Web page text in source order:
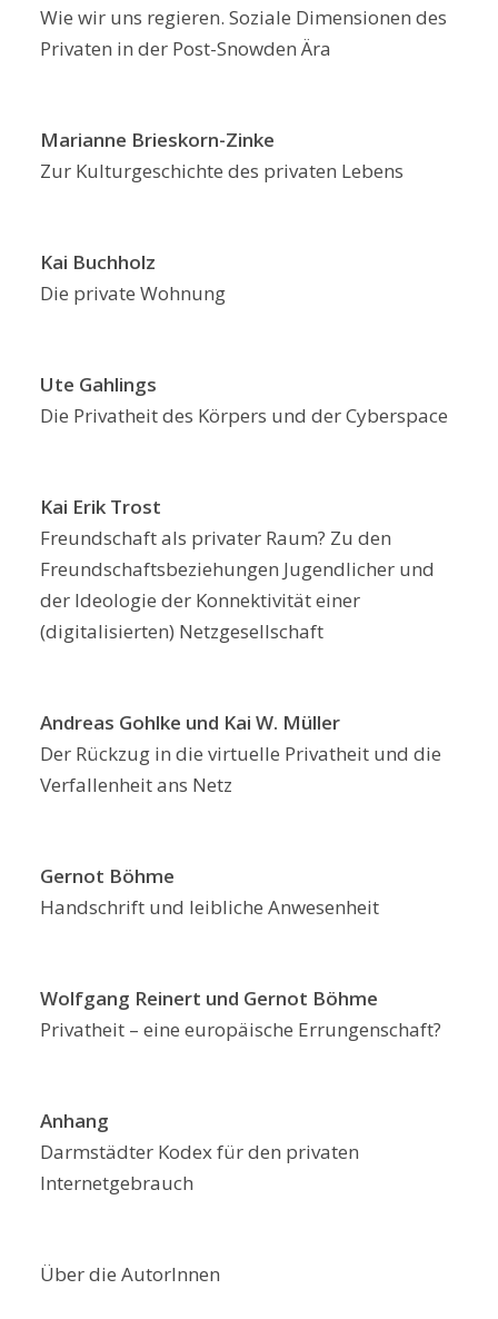
Wie wir uns regieren. Soziale Dimensionen des
Privaten in der Post-Snowden Ära
Marianne Brieskorn-Zinke
Zur Kulturgeschichte des privaten Lebens
Kai Buchholz
Die private Wohnung
Ute Gahlings
Die Privatheit des Körpers und der Cyberspace
Kai Erik Trost
Freundschaft als privater Raum? Zu den
Freundschaftsbeziehungen Jugendlicher und
der Ideologie der Konnektivität einer
(digitalisierten) Netzgesellschaft
Andreas Gohlke und Kai W. Müller
Der Rückzug in die virtuelle Privatheit und die
Verfallenheit ans Netz
Gernot Böhme
Handschrift und leibliche Anwesenheit
Wolfgang Reinert und Gernot Böhme
Privatheit – eine europäische Errungenschaft?
Anhang
Darmstädter Kodex für den privaten
Internetgebrauch
Über die AutorInnen